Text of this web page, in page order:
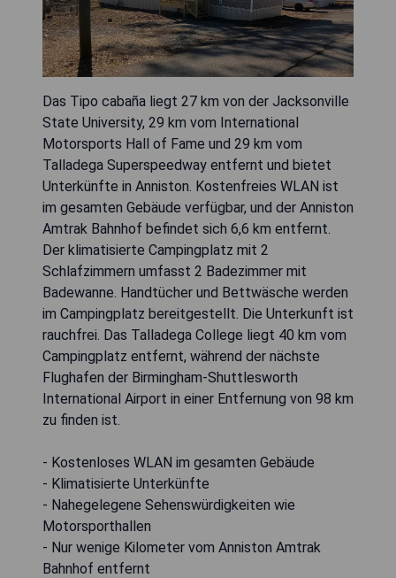
Das Tipo cabaña liegt 27 km von der Jacksonville
State University, 29 km vom International
Motorsports Hall of Fame und 29 km vom
Talladega Superspeedway entfernt und bietet
Unterkünfte in Anniston. Kostenfreies WLAN ist
im gesamten Gebäude verfügbar, und der Anniston
Amtrak Bahnhof befindet sich 6,6 km entfernt.
Der klimatisierte Campingplatz mit 2
Schlafzimmern umfasst 2 Badezimmer mit
Badewanne. Handtücher und Bettwäsche werden
im Campingplatz bereitgestellt. Die Unterkunft ist
rauchfrei. Das Talladega College liegt 40 km vom
Campingplatz entfernt, während der nächste
Flughafen der Birmingham-Shuttlesworth
International Airport in einer Entfernung von 98 km
zu finden ist.
- Kostenloses WLAN im gesamten Gebäude
- Klimatisierte Unterkünfte
- Nahegelegene Sehenswürdigkeiten wie
Motorsporthallen
- Nur wenige Kilometer vom Anniston Amtrak
Bahnhof entfernt